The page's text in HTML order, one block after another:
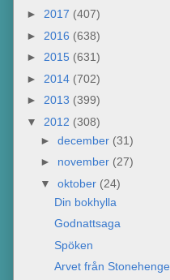
► 2017 (407)
► 2016 (638)
► 2015 (631)
► 2014 (702)
► 2013 (399)
▼ 2012 (308)
► december (31)
► november (27)
▼ oktober (24)
Din bokhylla
Godnattsaga
Spöken
Arvet från Stonehenge